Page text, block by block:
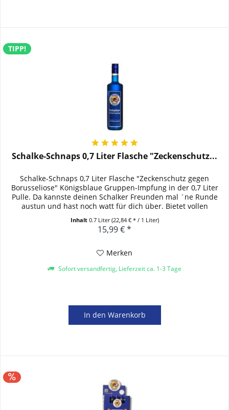
TIPP!
Schalke-Schnaps 0,7 Liter Flasche "Zeckenschutz...
Schalke-Schnaps 0,7 Liter Flasche "Zeckenschutz gegen
Borusseliose" Königsblaue Gruppen-Impfung in der 0,7 Liter
Pulle. Da kannste deinen Schalker Freunden mal ´ne Runde
austun und hast noch watt für dich über. Bietet vollen
Inhalt 0.7 Liter(22,84 € * / 1 Liter)
15,99 € *
Merken
Sofort versandfertig, Lieferzeit ca. 1-3 Tage
In den Warenkorb